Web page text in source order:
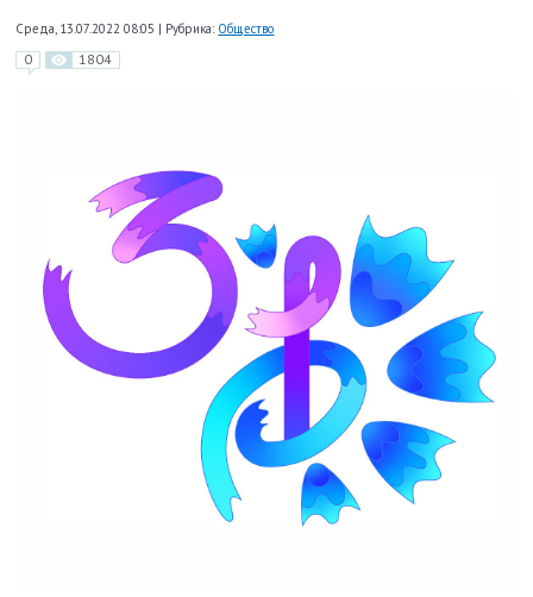
Среда, 13.07.2022 08:05 | Рубрика: Общество
0 1804